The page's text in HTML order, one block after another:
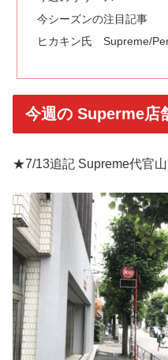
今シーズンの注目記事
ヒカキン氏 Supreme/
今週の Superme店
★7/13追記 Supreme代官